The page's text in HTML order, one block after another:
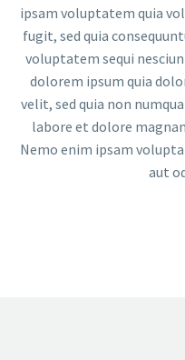
ipsam voluptatem quia
fugit, sed quia
voluptatem sequi
dolorem ipsum quia
velit, sed quia non
labore et dolore
Nemo enim ipsam
aut